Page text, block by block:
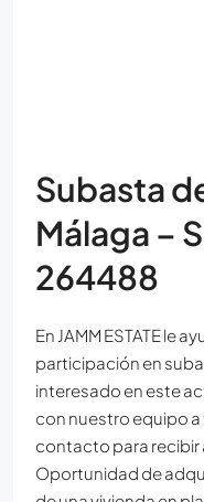
Subasta
Málaga –
264488
En JAMM ESTATE le
participación en
interesado en este
con nuestro equipo
contacto para
Oportunidad de